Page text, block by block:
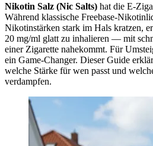
Nikotin Salz (Nic Salts) hat die E-
Während klassische Freebase-
Nikotinstärken stark im Hals kratzen,
20 mg/ml glatt zu inhalieren — mit
einer Zigarette nahekommt. Für
ein Game-Changer. Dieser Guide
welche Stärke für wen passt und
verdampfen.